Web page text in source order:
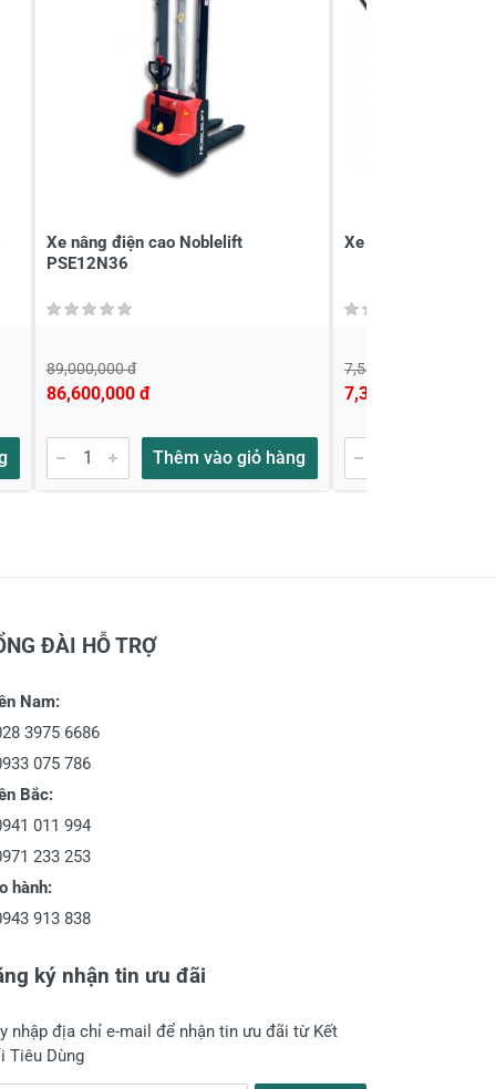
Xe nâng điện cao Noblelift
PSE12N36
89,000,000 đ
86,600,000 đ
Thêm vào giỏ hàng
Xe nâng tay Ingco
7,540,000 đ
7,389,000 đ
ĐÀI HỖ TRỢ
Nam:
3975 6686
075 786
Bắc:
011 994
233 253
hành:
913 838
ký nhận tin ưu đãi
nhập địa chỉ e-mail để nhận tin ưu đãi từ Kết
Tiêu Dùng